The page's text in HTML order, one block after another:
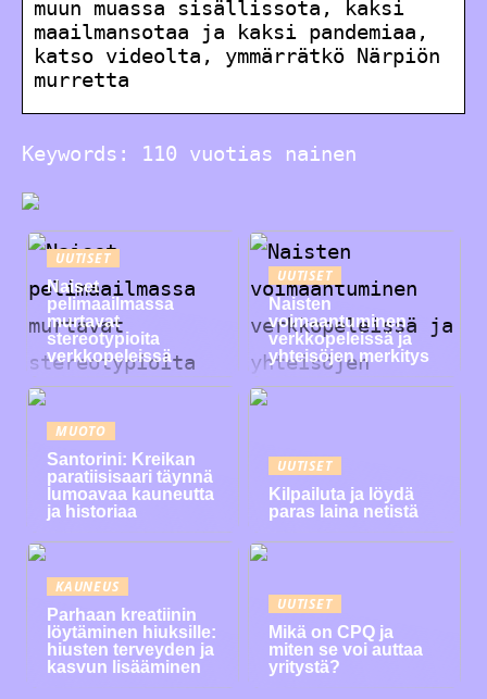
muun muassa sisällissota, kaksi
maailmansotaa ja kaksi pandemiaa,
katso videolta, ymmärrätkö Närpiön
murretta
Keywords: 110 vuotias nainen
UUTISET
Naiset
pelimaailmassa
murtavat
stereotypioita
verkkopeleissä
UUTISET
Naisten
voimaantuminen
verkkopeleissä ja
yhteisöjen merkitys
MUOTO
Santorini: Kreikan
paratiisisaari täynnä
lumoavaa kauneutta
ja historiaa
UUTISET
Kilpailuta ja löydä
paras laina netistä
KAUNEUS
Parhaan kreatiinin
löytäminen hiuksille:
hiusten terveyden ja
kasvun lisääminen
UUTISET
Mikä on CPQ ja
miten se voi auttaa
yritystä?